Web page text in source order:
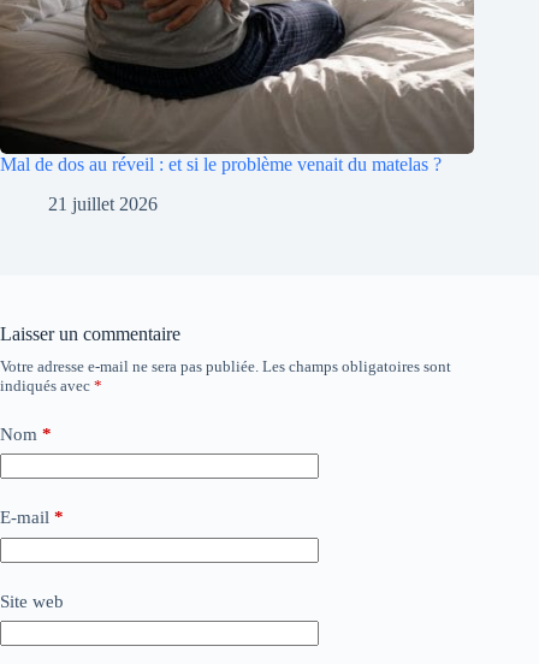
Mal de dos au réveil : et si le problème venait du matelas ?
21 juillet 2026
Laisser un commentaire
Votre adresse e-mail ne sera pas publiée. Les champs obligatoires sont
indiqués avec *
Nom *
E-mail *
Site web